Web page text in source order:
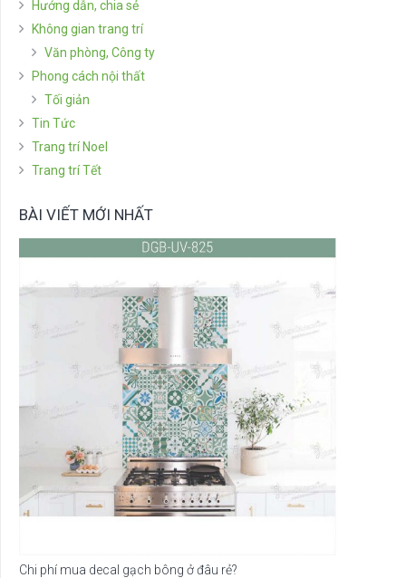
Hướng dẫn, chia sẻ
Không gian trang trí
Văn phòng, Công ty
Phong cách nội thất
Tối giản
Tin Tức
Trang trí Noel
Trang trí Tết
BÀI VIẾT MỚI NHẤT
Chi phí mua decal gạch bông ở đâu rẻ?